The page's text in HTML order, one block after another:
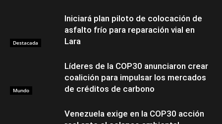
Destacada
Iniciará plan piloto de colocación de
asfalto frío para reparación vial en
Lara
Mundo
Líderes de la COP30 anunciaron crear
coalición para impulsar los mercados
de créditos de carbono
Venezuela exige en la COP30 acción